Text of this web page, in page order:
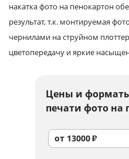
накатка фото на пенокартон
результат, т.к. монтируемая
чернилами на струйном
цветопередачу и яркие
Цены и
печати фото на
от 13000₽